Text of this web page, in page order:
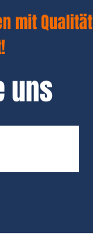
mit Qualität
uns